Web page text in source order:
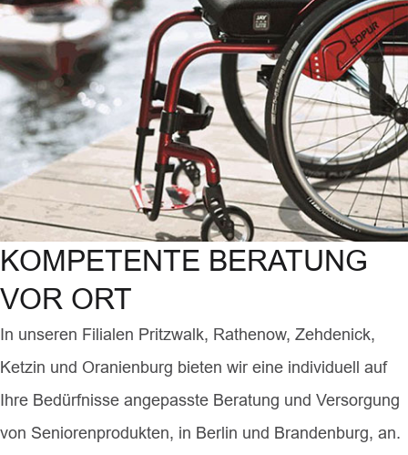
KOMPETENTE BERATUNG
VOR ORT
In unseren Filialen Pritzwalk, Rathenow, Zehdenick,
Ketzin und Oranienburg bieten wir eine individuell auf
Ihre Bedürfnisse angepasste Beratung und Versorgung
von Seniorenprodukten, in Berlin und Brandenburg, an.